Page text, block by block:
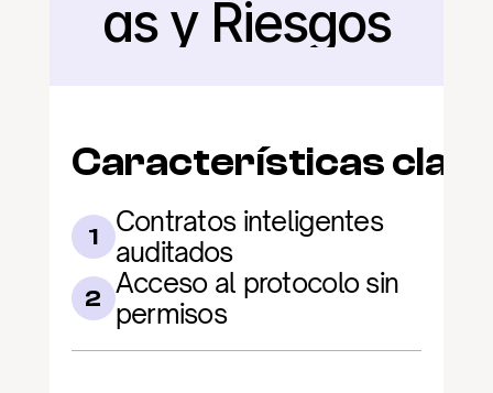
as y Riesgos
Características
1
Contratos inteligentes
auditados
2 Acceso al protocolo sin
permisos